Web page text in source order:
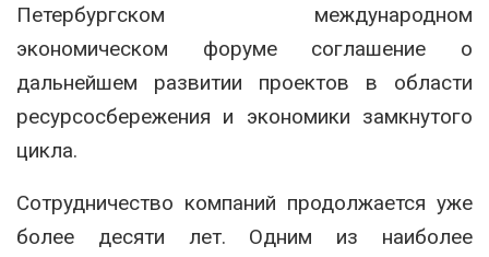
Петербургском международном
экономическом форуме соглашение о
дальнейшем развитии проектов в области
ресурсосбережения и экономики замкнутого
цикла.
Сотрудничество компаний продолжается уже
более десяти лет. Одним из наиболее